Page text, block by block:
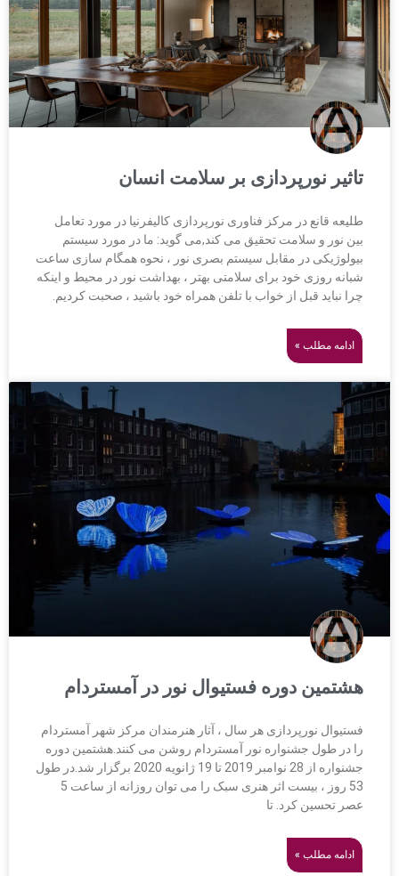
تاثیر نورپردازی بر سلامت انسان
طلیعه قانع در مرکز فناوری نورپردازی کالیفرنیا در مورد تعامل
بین نور و سلامت تحقیق می کند,می گوید: ما در مورد سیستم
بیولوژیکی در مقابل سیستم بصری نور ، نحوه همگام سازی ساعت
شبانه روزی خود برای سلامتی بهتر ، بهداشت نور در محیط و اینکه
چرا نباید قبل از خواب با تلفن همراه خود باشید ، صحبت کردیم.
ادامه مطلب »
هشتمین دوره فستیوال نور در آمستردام
فستیوال نورپردازی هر سال ، آثار هنرمندان مرکز شهر آمستردام
را در طول جشنواره نور آمستردام روشن می کنند.هشتمین دوره
جشنواره از 28 نوامبر 2019 تا 19 ژانویه 2020 برگزار شد.در طول
53 روز ، بیست اثر هنری سبک را می توان روزانه از ساعت 5
عصر تحسین کرد. تا
ادامه مطلب »